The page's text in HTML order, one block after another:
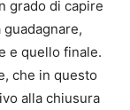
grado di capire
e quello finale.
che in questo
alla chiusura